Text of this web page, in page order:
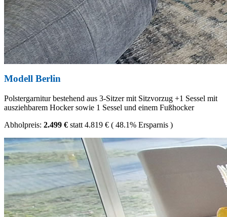
Modell Berlin
Polstergarnitur bestehend aus 3-Sitzer mit Sitzvorzug +1 Sessel mit
ausziehbarem Hocker sowie 1 Sessel und einem Fußhocker
Abholpreis: 2.499 € statt 4.819 € ( 48.1% Ersparnis )